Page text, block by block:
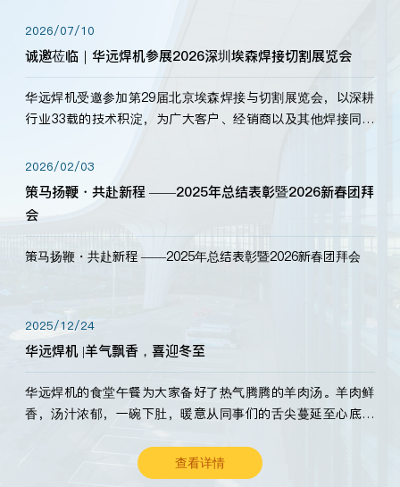
标准，持之以恒研发新产品、新技术。新老客户、行业伙伴、
海内外客户为目睹公司发布的新产…
2026/07/10
诚邀莅临｜华远焊机参展2026深圳埃森焊接切割展览会
华远焊机受邀参加第29届北京埃森焊接与切割展览会，以深耕
行业33载的技术积淀，为广大客户、经销商以及其他焊接同仁
2026/02/03
策马扬鞭・共赴新程 ——2025年总结表彰暨2026新春团拜
会
策马扬鞭・共赴新程 ——2025年总结表彰暨2026新春团拜会
2025/12/24
华远焊机 |羊气飘香，喜迎冬至
华远焊机的食堂午餐为大家备好了热气腾腾的羊肉汤。羊肉鲜
香，汤汁浓郁，一碗下肚，暖意从同事们的舌尖蔓延至心底。
查看详情